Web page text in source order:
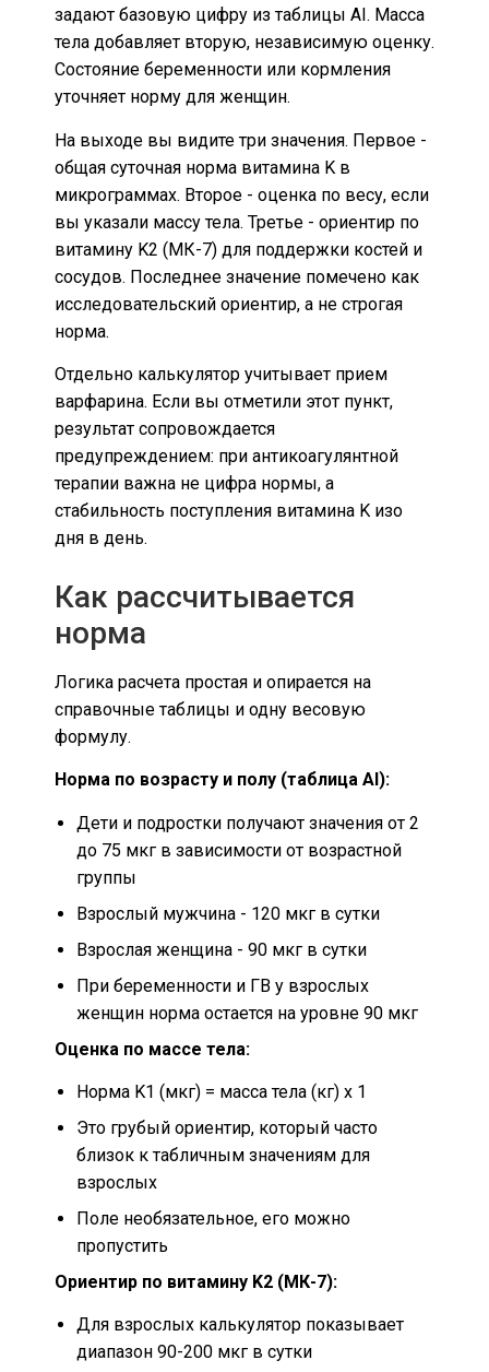
задают базовую цифру из таблицы AI. Масса
тела добавляет вторую, независимую оценку.
Состояние беременности или кормления
уточняет норму для женщин.
На выходе вы видите три значения. Первое -
общая суточная норма витамина K в
микрограммах. Второе - оценка по весу, если
вы указали массу тела. Третье - ориентир по
витамину K2 (МК-7) для поддержки костей и
сосудов. Последнее значение помечено как
исследовательский ориентир, а не строгая
норма.
Отдельно калькулятор учитывает прием
варфарина. Если вы отметили этот пункт,
результат сопровождается
предупреждением: при антикоагулянтной
терапии важна не цифра нормы, а
стабильность поступления витамина K изо
дня в день.
Как рассчитывается
норма
Логика расчета простая и опирается на
справочные таблицы и одну весовую
формулу.
Норма по возрасту и полу (таблица AI):
Дети и подростки получают значения от 2
до 75 мкг в зависимости от возрастной
группы
Взрослый мужчина - 120 мкг в сутки
Взрослая женщина - 90 мкг в сутки
При беременности и ГВ у взрослых
женщин норма остается на уровне 90 мкг
Оценка по массе тела:
Норма K1 (мкг) = масса тела (кг) x 1
Это грубый ориентир, который часто
близок к табличным значениям для
взрослых
Поле необязательное, его можно
пропустить
Ориентир по витамину K2 (МК-7):
Для взрослых калькулятор показывает
диапазон 90-200 мкг в сутки